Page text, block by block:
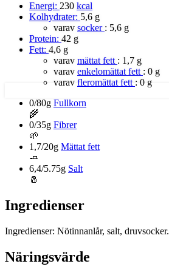
Energi: 230 kcal
Kolhydrater: 5,6 g
varav socker : 5,6 g
Protein: 42 g
Fett: 4,6 g
varav mättat fett : 1,7 g
varav enkelomättat fett : 0 g
varav fleromättat fett : 0 g
0/80g Fullkorn
🌾
0/35g Fibrer
🌱
1,7/20g Mättat fett
🧈
6,4/5.75g Salt
🧂
Ingredienser
Ingredienser: Nötinnanlår, salt, druvsocker.
Näringsvärde